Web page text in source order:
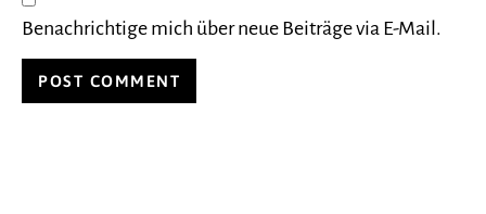
Benachrichtige mich über neue Beiträge via E-Mail.